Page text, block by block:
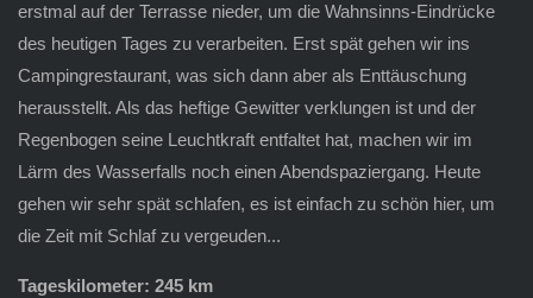
erstmal auf der Terrasse nieder, um die Wahnsinns-Eindrücke
des heutigen Tages zu verarbeiten. Erst spät gehen wir ins
Campingrestaurant, was sich dann aber als Enttäuschung
herausstellt. Als das heftige Gewitter verklungen ist und der
Regenbogen seine Leuchtkraft entfaltet hat, machen wir im
Lärm des Wasserfalls noch einen Abendspaziergang. Heute
gehen wir sehr spät schlafen, es ist einfach zu schön hier, um
die Zeit mit Schlaf zu vergeuden...
Tageskilometer: 245 km